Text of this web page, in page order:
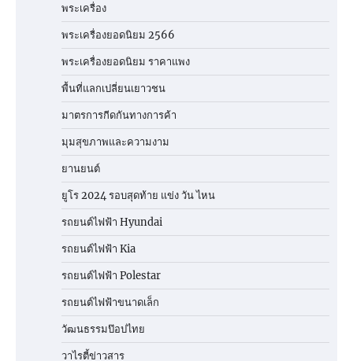
พระเครื่อง
พระเครื่องยอดนิยม 2566
พระเครื่องยอดนิยม ราคาแพง
พื้นที่แลกเปลี่ยนเยาวชน
มาตรการกีดกันทางการค้า
มุมสุขภาพและความงาม
ยานยนต์
ยูโร 2024 รอบสุดท้าย แข่ง วัน ไหน
รถยนต์ไฟฟ้า Hyundai
รถยนต์ไฟฟ้า Kia
รถยนต์ไฟฟ้า Polestar
รถยนต์ไฟฟ้าขนาดเล็ก
วัฒนธรรมป๊อปไทย
วาไรตี้ข่าวสาร